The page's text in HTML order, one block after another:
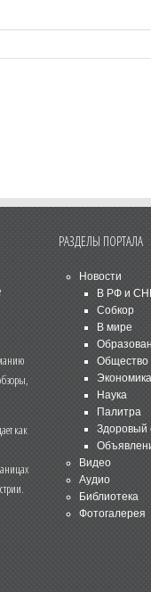
как
РАЗДЕЛЫ ПОРТАЛА
Новости
В РФ и
Собкор
В мире
Общество
Экономика
Наука
Палитра
Здоровый
Видео
Аудио
Библиотека
Фотогалерея